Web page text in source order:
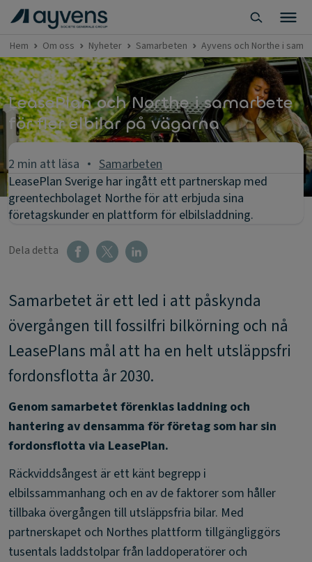
Hem Om oss Nyheter Samarbeten Ayvens och Northe i
LeasePlan och Northe i samarbete
för fler elbilar på vägarna
2 min att läsa
Samarbeten
LeasePlan Sverige har ingått ett partnerskap med
greentechbolaget Northe för att erbjuda sina
företagskunder en plattform för elbilsladdning.
Dela detta
Samarbetet är ett led i att påskynda
övergången till fossilfri bilkörning och nå
LeasePlans mål att ha en helt utsläppsfri
fordonsflotta år 2030.
Genom samarbetet förenklas laddning och
hantering av densamma för företag som har sin
fordonsflotta via LeasePlan.
Räckviddsångest är ett känt begrepp i
elbilssammanhang och en av de faktorer som håller
tillbaka övergången till utsläppsfria bilar. Med
partnerskapet och Northes plattform tillgängliggörs
tusentals laddstolpar från laddoperatörer och